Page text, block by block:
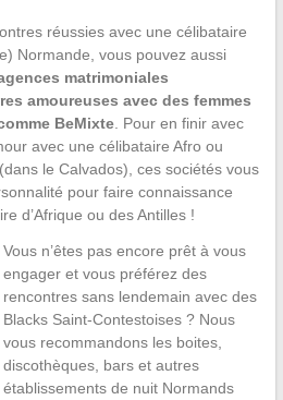
réussies avec une célibataire
Normande, vous pouvez aussi
matrimoniales
amoureuses avec des femmes
BeMixte. Pour en finir avec
avec une célibataire Afro ou
le Calvados), ces sociétés vous
pour faire connaissance
d’Afrique ou des Antilles !
Vous n’êtes pas encore prêt à vous
engager et vous préférez des
rencontres sans lendemain avec des
Blacks Saint-Contestoises ? Nous
vous recommandons les boites,
discothèques, bars et autres
établissements de nuit Normands